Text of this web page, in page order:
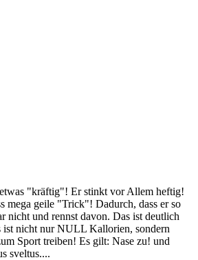
"kräftig"! Er stinkt vor Allem heftig!
mega geile "Trick"! Dadurch, dass er so
nicht und rennst davon. Das ist deutlich
ist nicht nur NULL Kallorien, sondern
Sport treiben! Es gilt: Nase zu! und
sveltus....